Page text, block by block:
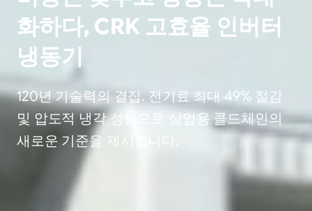
화하다, CRK 고효율 인버터
냉동기
120년 기술력의 결집. 전기료 최대 49% 절감
및 압도적 냉각 성능으로 상업용 콜드체인의
새로운 기준을 제시합니다.